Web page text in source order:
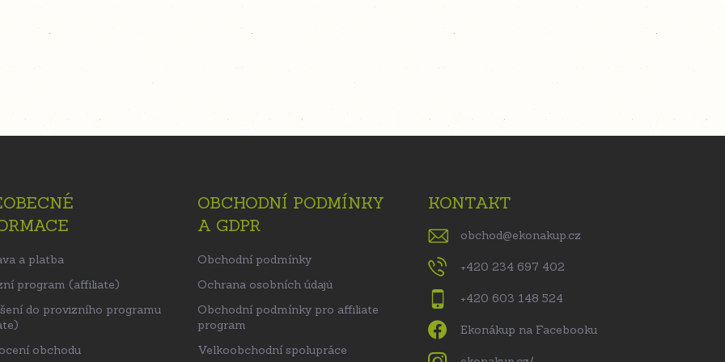
a platba
program (affiliate)
do provizního programu
obchodu
OBCHODNÍ PODMÍNKY
A GDPR
Obchodní podmínky
Ochrana osobních údajů
Obchodní podmínky pro affiliate
program
Velkoobchodní spolupráce
KONTAKT
obchod@ekonakup.cz
+420 234 697 402
+420 603 148 524
Ekonákup na Facebooku